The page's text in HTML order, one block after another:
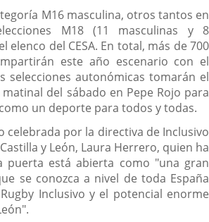
M16 masculina, otros tantos en
M18 (11 masculinas y 8
elenco del CESA. En total, más de 700
este año escenario con el
selecciones autonómicas tomarán el
del sábado en Pepe Rojo para
un deporte para todos y todas.
celebrada por la directiva de Inclusivo
y León, Laura Herrero, quien ha
puerta está abierta como "una gran
se conozca a nivel de toda España
Inclusivo y el potencial enorme